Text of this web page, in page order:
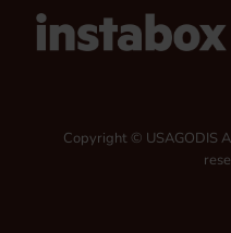
Copyright © USAGODIS